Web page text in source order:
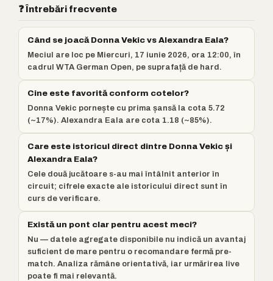
❓ Întrebări frecvente
Când se joacă Donna Vekic vs Alexandra Eala?
Meciul are loc pe Miercuri, 17 iunie 2026, ora 12:00, în
cadrul WTA German Open, pe suprafață de hard.
Cine este favorită conform cotelor?
Donna Vekic pornește cu prima șansă la cota 5.72
(~17%). Alexandra Eala are cota 1.18 (~85%).
Care este istoricul direct dintre Donna Vekic și
Alexandra Eala?
Cele două jucătoare s-au mai întâlnit anterior în
circuit; cifrele exacte ale istoricului direct sunt în
curs de verificare.
Există un pont clar pentru acest meci?
Nu — datele agregate disponibile nu indică un avantaj
suficient de mare pentru o recomandare fermă pre-
match. Analiza rămâne orientativă, iar urmărirea live
poate fi mai relevantă.